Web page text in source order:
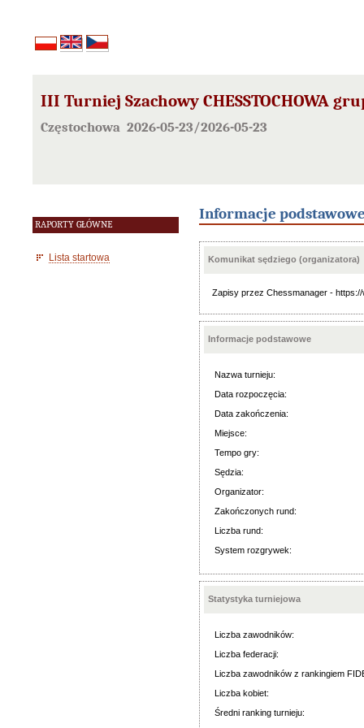
III Turniej Szachowy CHESSTOCHOWA
Częstochowa 2026-05-23/2026-05-23
RAPORTY GŁÓWNE
Lista startowa
Informacje
Komunikat sędziego (organizatora)
Zapisy przez Chessmanager -
Informacje podstawowe
Nazwa turnieju:
Data rozpoczęcia:
Data zakończenia:
Miejsce:
Tempo gry:
Sędzia:
Organizator:
Zakończonych rund:
Liczba rund:
System rozgrywek:
Statystyka turniejowa
Liczba zawodników:
Liczba federacji:
Liczba zawodników z rankingiem
Liczba kobiet:
Średni ranking turnieju: